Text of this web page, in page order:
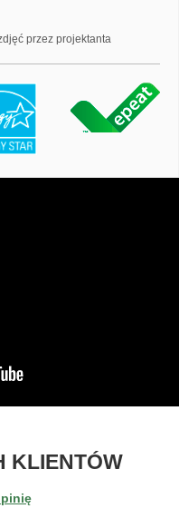
przez projektanta
KLIENTÓWO